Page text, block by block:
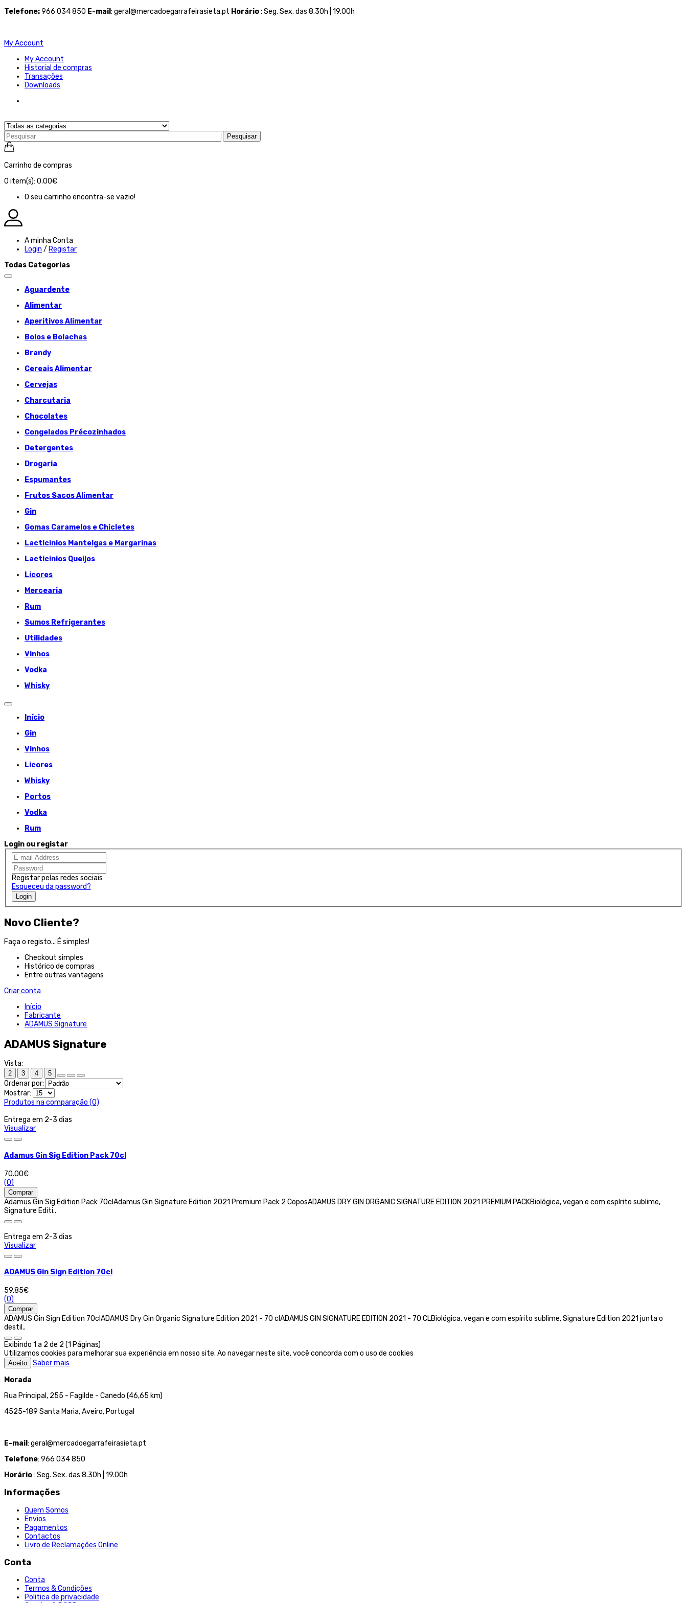
Telefone:966 034 850 E-mail : geral@mercadoegarrafeirasieta.pt Horário: Seg. Sex. das 8.30h | 19.00h
My Account
My Account
Historial de compras
Transações
Downloads
Pesquisar
Carrinho de compras
0 item(s): 0.00€
O seu carrinho encontra-se vazio!
A minha Conta
Login / Registar
Todas Categorias
Aguardente
Alimentar
Aperitivos Alimentar
Bolos e Bolachas
Brandy
Cereais Alimentar
Cervejas
Charcutaria
Chocolates
Congelados Précozinhados
Detergentes
Drogaria
Espumantes
Frutos Sacos Alimentar
Gin
Gomas Caramelos e Chicletes
Lacticinios Manteigas e Margarinas
Lacticinios Queijos
Licores
Mercearia
Rum
Sumos Refrigerantes
Utilidades
Vinhos
Vodka
Whisky
Início
Gin
Vinhos
Licores
Whisky
Portos
Vodka
Rum
Login ou registar
Registar pelas redes sociais
Esqueceu da password?
Login
Novo Cliente?
Faça o registo... É simples!
Checkout simples
Histórico de compras
Entre outras vantagens
Criar conta
Início
Fabricante
ADAMUS Signature
ADAMUS Signature
Vista:
2 3 4 5
Ordenar por:
Mostrar:
Produtos na comparação (0)
Entrega em 2-3 dias
Visualizar
Adamus Gin Sig Edition Pack 70cl
70.00€
(0)
Comprar
Adamus Gin Sig Edition Pack 70clAdamus Gin Signature Edition 2021 Premium Pack 2 CoposADAMUS DRY GIN ORGANIC SIGNATURE EDITION 2021 PREMIUM PACKBiológica, vegan e com espírito sublime,
Signature Editi..
Entrega em 2-3 dias
Visualizar
ADAMUS Gin Sign Edition 70cl
59.85€
(0)
Comprar
ADAMUS Gin Sign Edition 70clADAMUS Dry Gin Organic Signature Edition 2021 - 70 clADAMUS GIN SIGNATURE EDITION 2021 - 70 CLBiológica, vegan e com espírito sublime, Signature Edition 2021 junta o
destil..
Exibindo 1 a 2 de 2 (1 Páginas)
Utilizamos cookies para melhorar sua experiência em nosso site. Ao navegar neste site, você concorda com o uso de cookies
Aceito
Saber mais
Morada
Rua Principal, 255 - Fagilde - Canedo (46,65 km)
4525-189 Santa Maria, Aveiro, Portugal
E-mail : geral@mercadoegarrafeirasieta.pt
Telefone: 966 034 850
Horário: Seg. Sex. das 8.30h | 19.00h
Informações
Quem Somos
Envios
Pagamentos
Contactos
Livro de Reclamações Online
Conta
Conta
Termos & Condições
Politica de privacidade